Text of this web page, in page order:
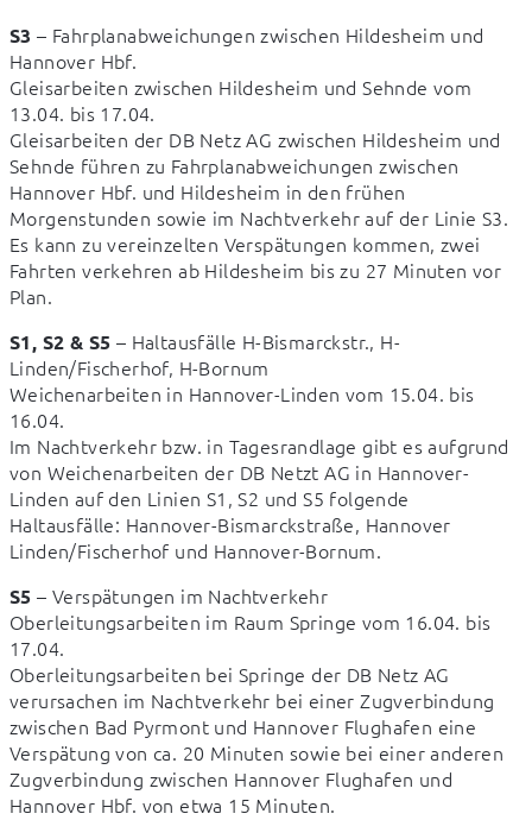
S3 – Fahrplanabweichungen zwischen Hildesheim und
Hannover Hbf.
Gleisarbeiten zwischen Hildesheim und Sehnde vom
13.04. bis 17.04.
Gleisarbeiten der DB Netz AG zwischen Hildesheim und
Sehnde führen zu Fahrplanabweichungen zwischen
Hannover Hbf. und Hildesheim in den frühen
Morgenstunden sowie im Nachtverkehr auf der Linie S3.
Es kann zu vereinzelten Verspätungen kommen, zwei
Fahrten verkehren ab Hildesheim bis zu 27 Minuten vor
Plan.
S1, S2 & S5 – Haltausfälle H-Bismarckstr., H-
Linden/Fischerhof, H-Bornum
Weichenarbeiten in Hannover-Linden vom 15.04. bis
16.04.
Im Nachtverkehr bzw. in Tagesrandlage gibt es aufgrund
von Weichenarbeiten der DB Netzt AG in Hannover-
Linden auf den Linien S1, S2 und S5 folgende
Haltausfälle: Hannover-Bismarckstraße, Hannover
Linden/Fischerhof und Hannover-Bornum.
S5 – Verspätungen im Nachtverkehr
Oberleitungsarbeiten im Raum Springe vom 16.04. bis
17.04.
Oberleitungsarbeiten bei Springe der DB Netz AG
verursachen im Nachtverkehr bei einer Zugverbindung
zwischen Bad Pyrmont und Hannover Flughafen eine
Verspätung von ca. 20 Minuten sowie bei einer anderen
Zugverbindung zwischen Hannover Flughafen und
Hannover Hbf. von etwa 15 Minuten.